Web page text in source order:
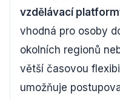
vzdělávací
vhodná pro osoby
okolních regionů
větší časovou
umožňuje